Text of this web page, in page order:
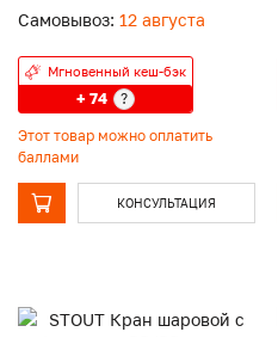
Самовывоз: 12 августа
Мгновенный кеш-бэк
+ 74 ?
Этот товар можно оплатить
баллами
КОНСУЛЬТАЦИЯ